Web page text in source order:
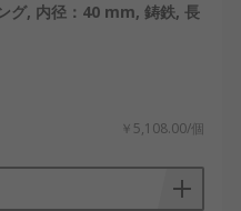
グ, 内径：40 mm, 鋳鉄, 長
￥5,108.00/個